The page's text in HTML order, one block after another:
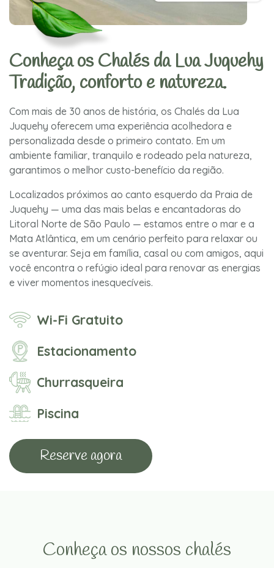
Conheça os Chalés da Lua Juquehy
Tradição, conforto e natureza.
Com mais de 30 anos de história, os Chalés da Lua
Juquehy oferecem uma experiência acolhedora e
personalizada desde o primeiro contato. Em um
ambiente familiar, tranquilo e rodeado pela natureza,
garantimos o melhor custo-benefício da região.
Localizados próximos ao canto esquerdo da Praia de
Juquehy — uma das mais belas e encantadoras do
Litoral Norte de São Paulo — estamos entre o mar e a
Mata Atlântica, em um cenário perfeito para relaxar ou
se aventurar. Seja em família, casal ou com amigos, aqui
você encontra o refúgio ideal para renovar as energias
e viver momentos inesquecíveis.
Wi-Fi Gratuito
Estacionamento
Churrasqueira
Piscina
Reserve agora
Conheça os nossos chalés